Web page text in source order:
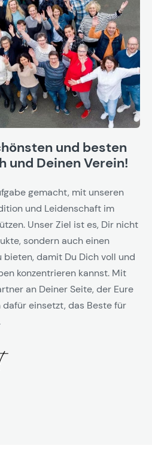
und besten
und Deinen Verein!
gemacht, mit unseren
und Leidenschaft im
Unser Ziel ist es, Dir nicht
sondern auch einen
bieten, damit Du Dich voll und
konzentrieren kannst. Mit
an Deiner Seite, der Eure
einsetzt, das Beste für